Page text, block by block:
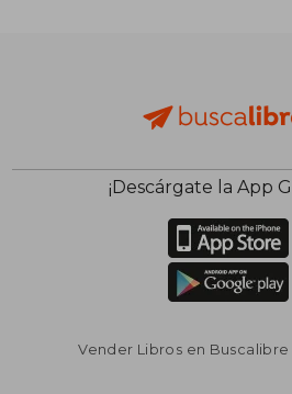
¡Descárgate la App
Vender Libros en Buscalibre